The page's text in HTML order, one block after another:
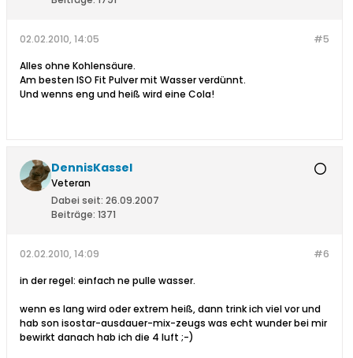
#5
02.02.2010, 14:05
Alles ohne Kohlensäure.
Am besten ISO Fit Pulver mit Wasser verdünnt.
Und wenns eng und heiß wird eine Cola!
DennisKassel
Veteran
Dabei seit: 26.09.2007
Beiträge: 1371
#6
02.02.2010, 14:09
in der regel: einfach ne pulle wasser.
wenn es lang wird oder extrem heiß, dann trink ich viel vor und
hab son isostar-ausdauer-mix-zeugs was echt wunder bei mir
bewirkt danach hab ich die 4 luft ;-)